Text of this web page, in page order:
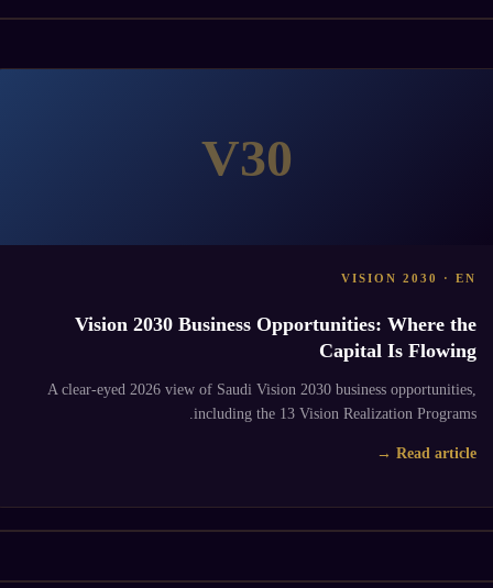
V30
VISION 2030 · EN
Vision 2030 Business Opportunities: Where the
Capital Is Flowing
A clear-eyed 2026 view of Saudi Vision 2030 business opportunities,
including the 13 Vision Realization Programs.
Read article →